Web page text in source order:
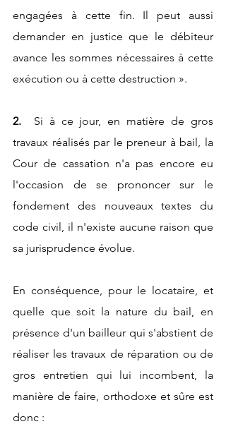
engagées à cette fin. Il peut aussi
demander en justice que le débiteur
avance les sommes nécessaires à cette
exécution ou à cette destruction ».
2.
  Si à ce jour, en matière de gros
travaux réalisés par le preneur à bail, la
Cour de cassation n'a pas encore eu
l'occasion de se prononcer sur le
fondement des nouveaux textes du
code civil, il n'existe aucune raison que
sa jurisprudence évolue.
En conséquence, pour le locataire, et
quelle que soit la nature du bail, en
présence d'un bailleur qui s'abstient de
réaliser les travaux de réparation ou de
gros entretien qui lui incombent, la
manière de faire, orthodoxe et sûre est
donc :